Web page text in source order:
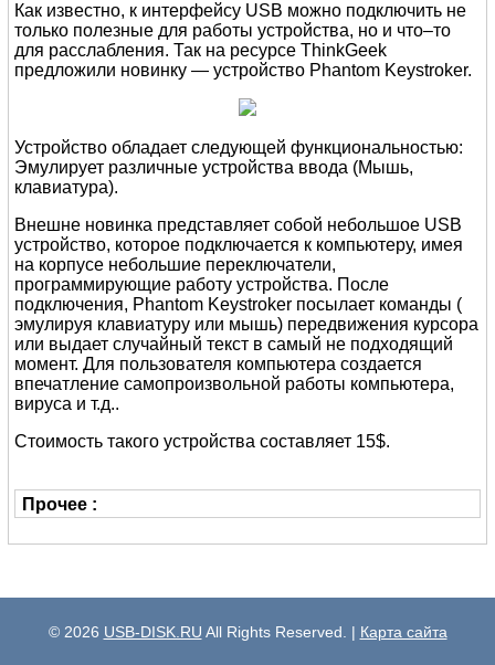
Как известно, к интерфейсу USB можно подключить не
только полезные для работы устройства, но и что–то
для расслабления. Так на ресурсе ThinkGeek
предложили новинку — устройство Phantom Keystroker.
Устройство обладает следующей функциональностью:
Эмулирует различные устройства ввода (Мышь,
клавиатура).
Внешне новинка представляет собой небольшое USB
устройство, которое подключается к компьютеру, имея
на корпусе небольшие переключатели,
программирующие работу устройства. После
подключения, Phantom Keystroker посылает команды (
эмулируя клавиатуру или мышь) передвижения курсора
или выдает случайный текст в самый не подходящий
момент. Для пользователя компьютера создается
впечатление самопроизвольной работы компьютера,
вируса и т.д..
Стоимость такого устройства составляет 15$.
Прочее :
© 2026 USB-DISK.RU All Rights Reserved. | Карта сайта